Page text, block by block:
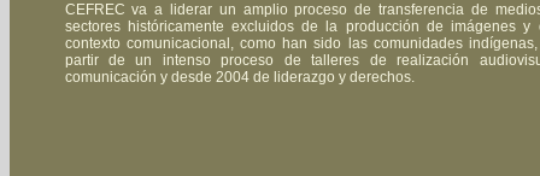
CEFREC va a liderar un amplio proceso de transferencia de
sectores históricamente excluidos de la producción de imágenes y
contexto comunicacional, como han sido las comunidades
partir de un intenso proceso de talleres de realización
comunicación y desde 2004 de liderazgo y derechos.